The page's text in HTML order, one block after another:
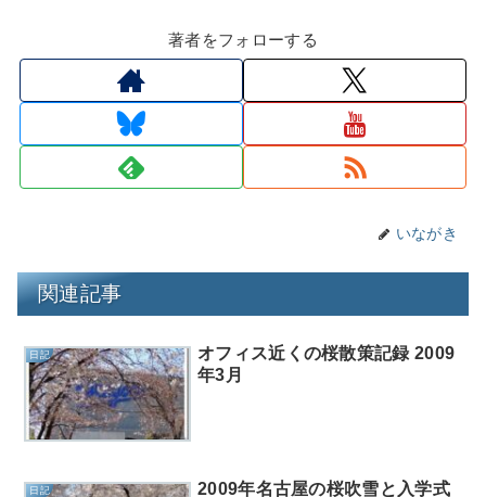
著者をフォローする
いながき
関連記事
日記
オフィス近くの桜散策記録 2009
年3月
日記
2009年名古屋の桜吹雪と入学式